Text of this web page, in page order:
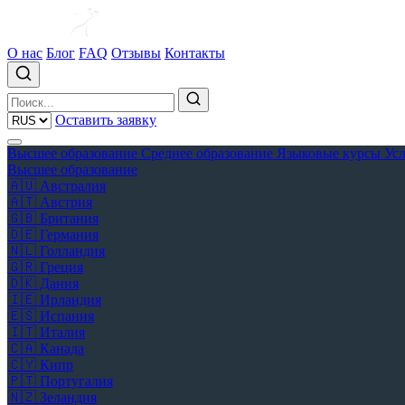
О нас Блог FAQ Отзывы Контакты
Оставить заявку
Высшее образование Среднее образование Языковые курсы
Высшее образование
🇦🇺 Австралия
🇦🇹 Австрия
🇬🇧 Британия
🇩🇪 Германия
🇳🇱 Голландия
🇬🇷 Греция
🇩🇰 Дания
🇮🇪 Ирландия
🇪🇸 Испания
🇮🇹 Италия
🇨🇦 Канада
🇨🇾 Кипр
🇵🇹 Португалия
🇳🇿 Зеландия